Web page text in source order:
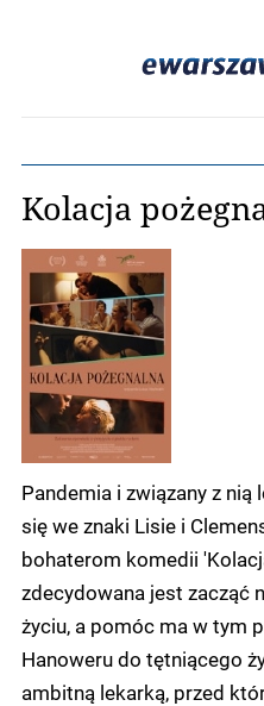
Kolacja
Pandemia i związany z nią
się we znaki Lisie i
bohaterom komedii
zdecydowana jest zacząć
życiu, a pomóc ma w tym
Hanoweru do tętniącego
ambitną lekarką, przed